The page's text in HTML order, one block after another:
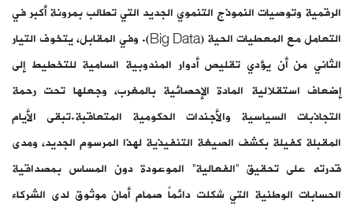
الرقمية وتوصيات النموذج التنموي الجديد التي تطالب بمرونة أكبر في
التعامل مع المعطيات الحية (Big Data). وفي المقابل، يتخوف التيار
الثاني من أن يؤدي تقليص أدوار المندوبية السامية للتخطيط إلى
إضعاف استقلالية المادة الإحصائية بالمغرب، وجعلها تحت رحمة
التجاذبات السياسية والأجندات الحكومية المتعاقبة.تبقى الأيام
المقبلة كفيلة بكشف الصيغة التنفيذية لهذا المرسوم الجديد، ومدى
قدرته على تحقيق “الفعالية” الموعودة دون المساس بمصداقية
الحسابات الوطنية التي شكلت دائماً صمام أمان موثوق لدى الشركاء